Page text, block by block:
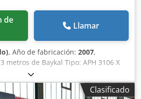
Llamar
, Año de fabricación: 2007,
metros de Baykal Tipo: APH 3106 X
x 120 toneladas Cjdpfxjzi Rmqs
Sistema de seguridad Láser
juego de herramientas Año deClasificado